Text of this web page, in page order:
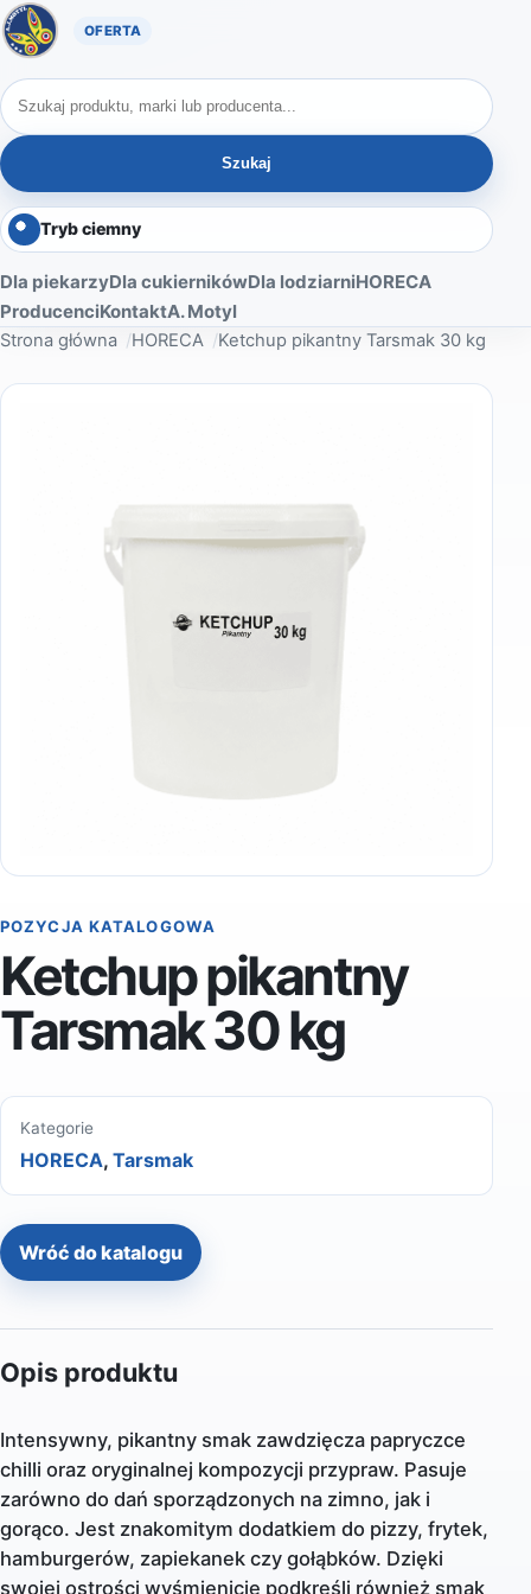
Oferta A. Motyl
Szukaj produktów
Szukaj
Tryb ciemny
Dla piekarzyDla cukiernikówDla lodziarniHORECA
ProducenciKontaktA. Motyl
Strona główna HORECA Ketchup pikantny Tarsmak 30 kg
POZYCJA KATALOGOWA
Ketchup pikantny
Tarsmak 30 kg
Kategorie
HORECA, Tarsmak
Wróć do katalogu
Opis produktu
Intensywny, pikantny smak zawdzięcza papryczce
chilli oraz oryginalnej kompozycji przypraw. Pasuje
zarówno do dań sporządzonych na zimno, jak i
gorąco. Jest znakomitym dodatkiem do pizzy, frytek,
hamburgerów, zapiekanek czy gołąbków. Dzięki
swojej ostrości wyśmienicie podkreśli również smak